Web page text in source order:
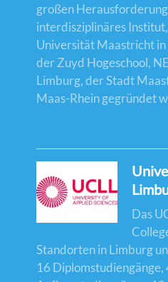
großen
interdisziplinäres
Universität Maastricht
der Zuyd Hogeschool,
Limburg, der Stadt
Maas-Rhein gegründet
Das
Standorten in Limburg
16 Diplomstudiengänge,